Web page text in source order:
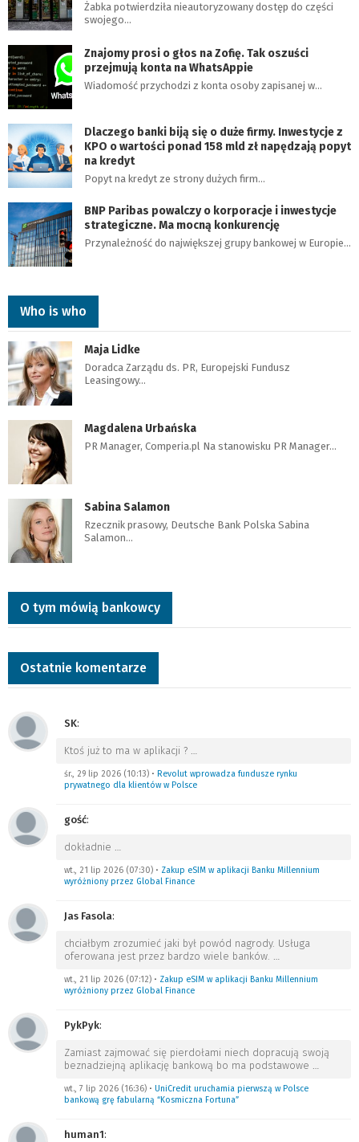
Żabka potwierdziła nieautoryzowany dostęp do części
swojego…
Znajomy prosi o głos na Zofię. Tak oszuści
przejmują konta na WhatsAppie
Wiadomość przychodzi z konta osoby zapisanej w…
Dlaczego banki biją się o duże firmy. Inwestycje z
KPO o wartości ponad 158 mld zł napędzają popyt
na kredyt
Popyt na kredyt ze strony dużych firm…
BNP Paribas powalczy o korporacje i inwestycje
strategiczne. Ma mocną konkurencję
Przynależność do największej grupy bankowej w Europie…
Who is who
Maja Lidke
Doradca Zarządu ds. PR, Europejski Fundusz
Leasingowy…
Magdalena Urbańska
PR Manager, Comperia.pl Na stanowisku PR Manager…
Sabina Salamon
Rzecznik prasowy, Deutsche Bank Polska Sabina
Salamon…
O tym mówią bankowcy
Ostatnie komentarze
SK:
Ktoś już to ma w aplikacji ? …
śr., 29 lip 2026 (10:13) • Revolut wprowadza fundusze rynku
prywatnego dla klientów w Polsce
gość:
dokładnie …
wt., 21 lip 2026 (07:30) • Zakup eSIM w aplikacji Banku Millennium
wyróżniony przez Global Finance
Jas Fasola:
chciałbym zrozumieć jaki był powód nagrody. Usługa
oferowana jest przez bardzo wiele banków. …
wt., 21 lip 2026 (07:12) • Zakup eSIM w aplikacji Banku Millennium
wyróżniony przez Global Finance
PykPyk:
Zamiast zajmować się pierdołami niech dopracują swoją
beznadziejną aplikację bankową bo ma podstawowe …
wt., 7 lip 2026 (16:36) • UniCredit uruchamia pierwszą w Polsce
bankową grę fabularną “Kosmiczna Fortuna”
human1: